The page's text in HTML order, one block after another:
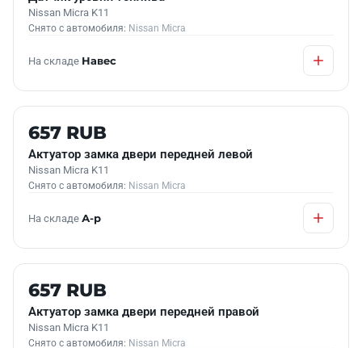
Nissan Micra K11
Снято с автомобиля: Nissan Micra
На складе Навес
Б/У В НАЛИЧИИ
657 RUB
Актуатор замка двери передней левой
Nissan Micra K11
Снято с автомобиля: Nissan Micra
На складе А-р
Б/У В НАЛИЧИИ
657 RUB
Актуатор замка двери передней правой
Nissan Micra K11
Снято с автомобиля: Nissan Micra